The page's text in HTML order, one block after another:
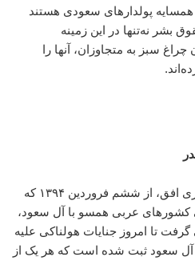
پولدارهای سعودی هستند
بشر نه‌تنها در این زمینه
سبز به متجاوزان، آنها را
به گزارش گروه بین الملل خبرگزاری افق، از ششم فروردین ۱۳۹۴ که
عربی همسو با آل سعود،
تا امروز جنایات هولناکی علیه
آل سعود ثبت شده است که هر یک از